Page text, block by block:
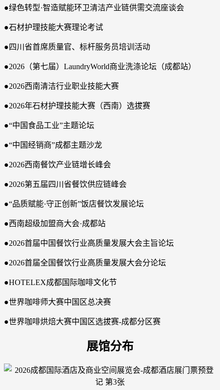
●绿色转型·智造赋能环卫清洁产业链供需交流座谈会
●石材护理技能大赛理论考试
●四川省首席质量官、标杆服务员培训活动
●2026（第七届）LaundryWorld商业洗涤论坛（成都站）
●2026西南清洁行业职业技能大赛
●2026年石材护理技能大赛（西南）选拔赛
●“中国食品工业”主题论坛
●“中国经销商”成都主题沙龙
●2026西南餐饮产业链增长峰会
●2026第五届四川省餐饮供应链峰会
●“品质赋能·守正创新”饭店餐饮发展论坛
●西南超级加盟商大会·成都站
●2026首届中国餐饮行业高质量发展大会主旨论坛
●2026首届全国餐饮行业高质量发展大会分论坛
●HOTELEX成都国际咖啡文化节
●世界咖啡师大赛中国区总决赛
●世界咖啡烘焙大赛中国区选拔赛-成都分区赛
展馆分布